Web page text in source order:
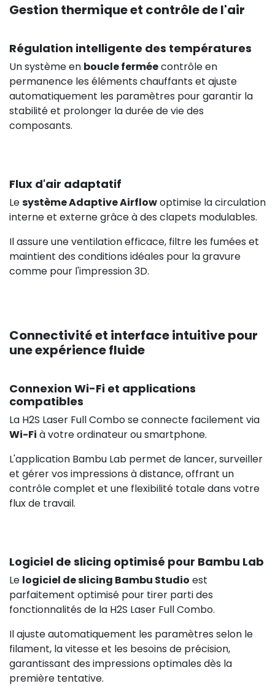
Gestion thermique et contrôle de l'air
Régulation intelligente des températures
Un système en boucle ferméecontrôle en
permanence les éléments chauffants et ajuste
automatiquement les paramètres pour garantir la
stabilité et prolonger la durée de vie des
composants.
Flux d'air adaptatif
Lesystème Adaptive Airflowoptimise la circulation
interne et externe grâce à des clapets modulables.
Il assure une ventilation efficace, filtre les fumées et
maintient des conditions idéales pour la gravure
comme pour l'impression 3D.
Connectivité et interface intuitive pour
une expérience fluide
Connexion Wi-Fi et applications
compatibles
La H2S Laser Full Combo se connecte facilement via
Wi-Fi à votre ordinateur ou smartphone.
L'application Bambu Lab permet de lancer, surveiller
et gérer vos impressions à distance, offrant un
contrôle complet et une flexibilité totale dans votre
flux de travail.
Logiciel de slicing optimisé pour Bambu Lab
Le logiciel de slicing Bambu Studio est
parfaitement optimisé pour tirer parti des
fonctionnalités de la H2S Laser Full Combo.
Il ajuste automatiquement les paramètres selon le
filament, la vitesse et les besoins de précision,
garantissant des impressions optimales dès la
première tentative.